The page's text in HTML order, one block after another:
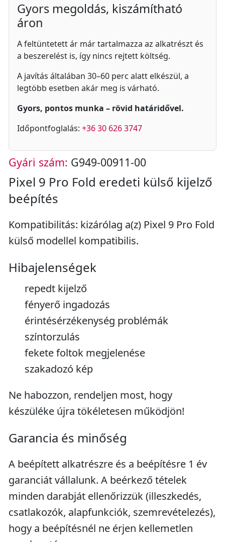
Gyors megoldás, kiszámítható
áron
A feltüntetett ár már tartalmazza az alkatrészt és
a beszerelést is, így nincs rejtett költség.
A javítás általában 30–60 perc alatt elkészül, a
legtöbb esetben akár meg is várható.
Gyors, pontos munka – rövid határidővel.
Időpontfoglalás: +36 30 626 3747
Gyári szám: G949-00911-00
Pixel 9 Pro Fold eredeti külső kijelző
beépítés
Kompatibilitás: kizárólag a(z) Pixel 9 Pro Fold
külső modellel kompatibilis.
Hibajelenségek
repedt kijelző
fényerő ingadozás
érintésérzékenység problémák
színtorzulás
fekete foltok megjelenése
szakadozó kép
Ne habozzon, rendeljen most, hogy
készüléke újra tökéletesen működjön!
Garancia és minőség
A beépített alkatrészre és a beépítésre 1 év
garanciát vállalunk. A beérkező tételek
minden darabját ellenőrizzük (illeszkedés,
csatlakozók, alapfunkciók, szemrevételezés),
hogy a beépítésnél ne érjen kellemetlen